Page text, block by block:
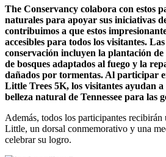
The Conservancy colabora con estos
naturales para apoyar sus iniciativas
contribuimos a que estos
accesibles para todos los visitantes.
conservación incluyen la plantación
de bosques adaptados al fuego y la
dañados por tormentas. Al participar
Little Trees 5K, los visitantes ayudan
belleza natural de Tennessee para las
Además, todos los participantes recibirán
Little, un dorsal conmemorativo y una
celebrar su logro.